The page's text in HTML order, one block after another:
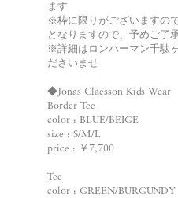
ます
※枠に限りがございますの
となりますので、予めご了
※詳細はロンハーマン千駄
ださいませ
◆Jonas Claesson Kids Wear
Border Tee
color : BLUE/BEIGE
size : S/M/L
price : ￥7,700
Tee
color : GREEN/BURGUNDY